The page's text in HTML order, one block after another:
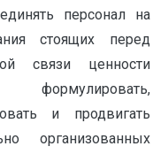
персонал на
стоящих перед
связи ценности
и продвигать
организованных